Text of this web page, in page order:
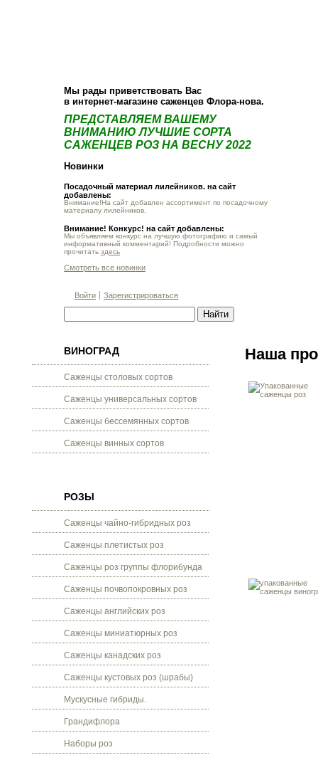
Мы рады приветствовать Вас
в интернет-магазине саженцев Флора-нова.
ПРЕДСТАВЛЯЕМ ВАШЕМУ
ВНИМАНИЮ ЛУЧШИЕ СОРТА
САЖЕНЦЕВ РОЗ НА ВЕСНУ 2022
Новинки
Посадочный материал лилейников. на сайт
добавлены:
Внимание!На сайт добавлен ассортимент по посадочному
материалу лилейников.
Внимание! Конкурс! на сайт добавлены:
Мы объявляем конкурс на лучшую фотографию и самый
информативный комментарий! Подробности можно
прочитать здесь
Смотреть все новинки
Войти Зарегистрироваться
ВИНОГРАД
Саженцы столовых сортов
Саженцы универсальных сортов
Саженцы бессемянных сортов
Саженцы винных сортов
РОЗЫ
Саженцы чайно-гибридных роз
Саженцы плетистых роз
Саженцы роз группы флорибунда
Саженцы почвопокровных роз
Саженцы английских роз
Саженцы миниатюрных роз
Саженцы канадских роз
Саженцы кустовых роз (шрабы)
Мускусные гибриды.
Грандифлора
Наборы роз
Наша